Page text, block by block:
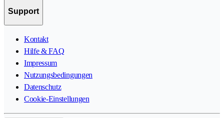
Support
Kontakt
Hilfe & FAQ
Impressum
Nutzungsbedingungen
Datenschutz
Cookie-Einstellungen